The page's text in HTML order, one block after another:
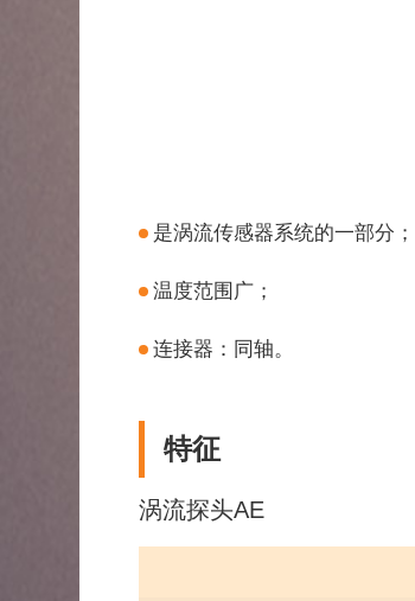
是涡流传感器系统的一部分；
温度范围广；
连接器：同轴。
特征
涡流探头AE